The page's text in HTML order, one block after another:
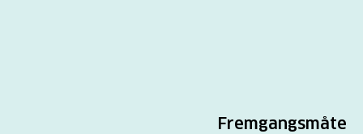
Fremgangsmåte